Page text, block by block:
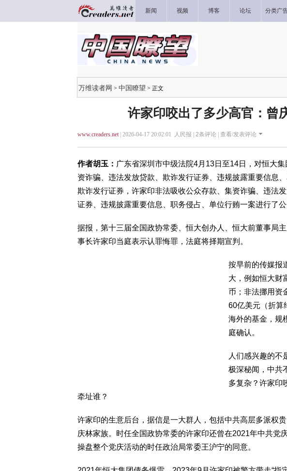
新闻 视频 博客 论坛 分类广
万维读者网 > 中国瞭望 > 正文
许家印咬出了多少高官：曾
www.creaders.net| 2026-04-17 20:02:01 人民报 | 2条评论 | 查看/发表评论
作者胡玉： 广东省深圳市中级法院4月13日至14日，对恒大
资诈骗、违法发放贷款、欺诈发行证券、违规披露重要信息
欺诈发行证券，许家印非法吸收公众存款、集资诈骗、违法
证券、违规披露重要信息、职务侵占、单位行贿一案进行了公
据报，第十三届全国政协常委、恒大创办人、恒大前董事局
事长许家印当庭表示认罪悔罪，法庭将择期宣判。
按早前的传媒报
大，例如恒大财
币；非法挪用资
60亿美元（折算
海外的基金，规
庭确认。
人们感兴趣的不
极深秘闻，中共
多复杂？许家印
牵址谁？
许家印的生意后台，据信是一大群人，包括中共高层多派权
庆林家族。时任全国政协常委的许家印还曾在2021年中共党
操盘整个党庆活动的时任政治局常委王沪宁的同意。